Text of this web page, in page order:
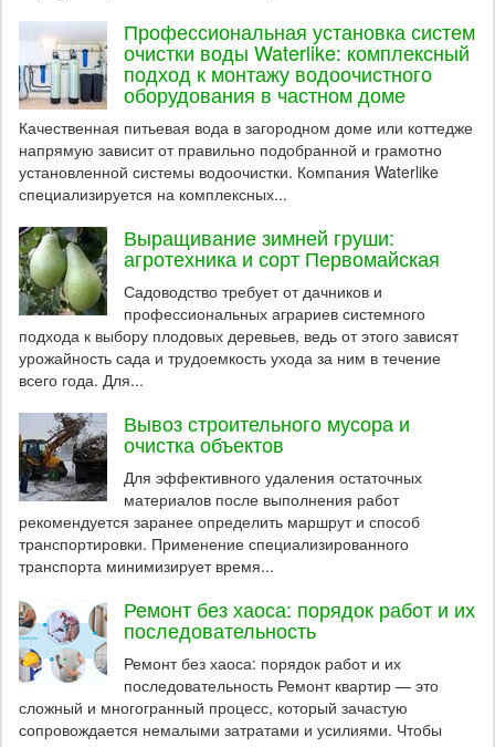
Профессиональная установка систем
очистки воды Waterlike: комплексный
подход к монтажу водоочистного
оборудования в частном доме
Качественная питьевая вода в загородном доме или коттедже
напрямую зависит от правильно подобранной и грамотно
установленной системы водоочистки. Компания Waterlike
специализируется на комплексных...
Выращивание зимней груши:
агротехника и сорт Первомайская
Садоводство требует от дачников и
профессиональных аграриев системного
подхода к выбору плодовых деревьев, ведь от этого зависят
урожайность сада и трудоемкость ухода за ним в течение
всего года. Для...
Вывоз строительного мусора и
очистка объектов
Для эффективного удаления остаточных
материалов после выполнения работ
рекомендуется заранее определить маршрут и способ
транспортировки. Применение специализированного
транспорта минимизирует время...
Ремонт без хаоса: порядок работ и их
последовательность
Ремонт без хаоса: порядок работ и их
последовательность Ремонт квартир — это
сложный и многогранный процесс, который зачастую
сопровождается немалыми затратами и усилиями. Чтобы